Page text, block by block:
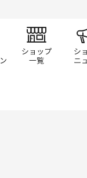
イベント/キャンペ
ショ